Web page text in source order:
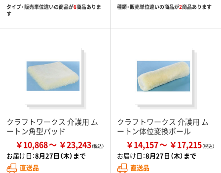
タイプ・販売単位違いの商品が6商品ありま
す
種類・販売単位違いの商品が2商品あります
クラフトワークス 介護用 ム
ートン角型パッド
￥10,868 ￥23,243
お届け日：8月27日（木）まで
直送品
クラフトワークス 介護用 ム
ートン体位変換ポール
￥14,157 ￥17,215
お届け日：8月27日（木）まで
直送品